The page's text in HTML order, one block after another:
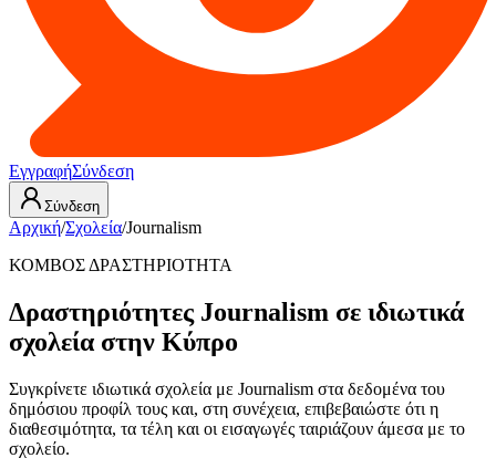
ΕγγραφήΣύνδεση
Σύνδεση
Αρχική/Σχολεία/Journalism
ΚΟΜΒΟΣ ΔΡΑΣΤΗΡΙΟΤΗΤΑ
Δραστηριότητες Journalism σε ιδιωτικά
σχολεία στην Κύπρο
Συγκρίνετε ιδιωτικά σχολεία με Journalism στα δεδομένα του
δημόσιου προφίλ τους και, στη συνέχεια, επιβεβαιώστε ότι η
διαθεσιμότητα, τα τέλη και οι εισαγωγές ταιριάζουν άμεσα με το
σχολείο.